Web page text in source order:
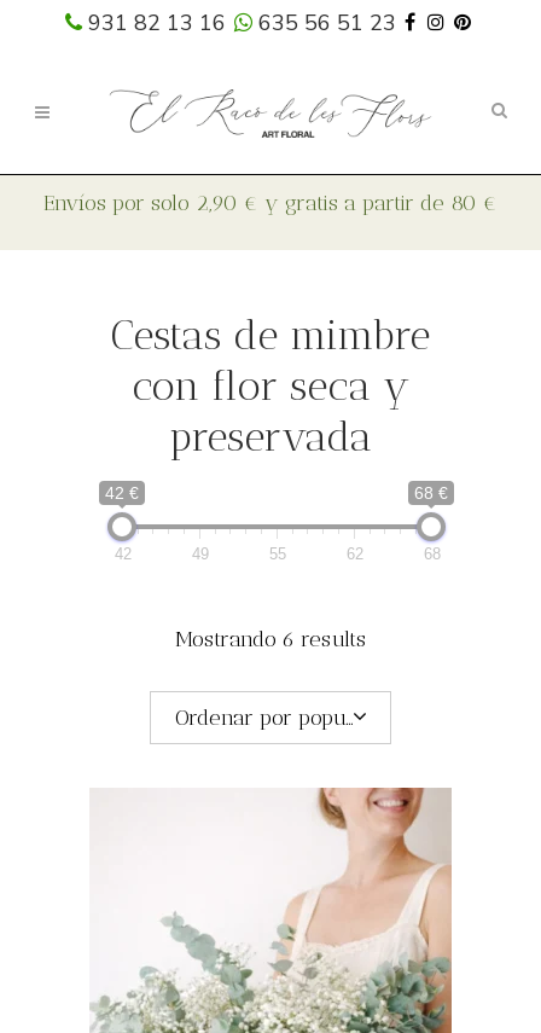
931 82 13 16 635 56 51 23
Cestas de mimbre
con flor seca y
preservada
42 € 68 €
42 49 55 62 68
Mostrando 6 results
Ordenar por popularidad